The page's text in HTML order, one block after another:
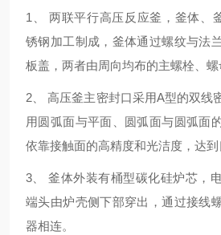
1、 两联平行高压反应釜， 釜体、
锈钢加工制成，釜体通过螺纹与法
板盖，两者由周向均布的主螺栓、螺
2、 高压釜主密封口采用A型的双线
用圆弧面与平面、圆弧面与圆弧面
依靠接触面的高精度和光洁度，达到
3、 釜体外装有桶型碳化硅炉芯，
端头由炉壳侧下部穿出，通过接线
器相连。